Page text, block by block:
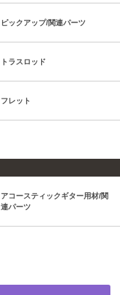
ピックアップ/関連パーツ
トラスロッド
フレット
アコースティックギター用材/関
連パーツ